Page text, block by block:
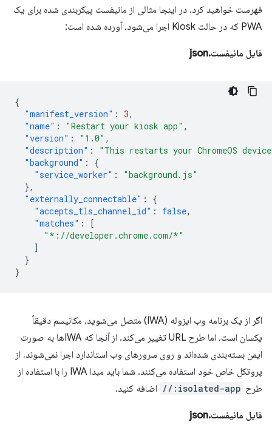
فهرست خواهید کرد. در اینجا مثالی از مانیفست پیکربندی شده برای یک
PWA که در حالت Kiosk اجرا می‌شود، آورده شده است:
فایل مانیفست.json
{
"manifest_version" : 3,
"name" : "Restart your kiosk app" ,
"version" : "1.0" ,
"description" :
"This restarts your ChromeOS
"background" :
{
"service_worker" :
"background.js"
},
"externally_connectable" :
{
"accepts_tls_channel_id" : false,
"matches" :
[
"*://developer.chrome.com/*"
]
}
}
اگر از یک برنامه وب ایزوله (IWA) متصل می‌شوید، مکانیسم دقیقاً
یکسان است، اما طرح URL تغییر می‌کند. از آنجا که IWAها به صورت
ایمن بسته‌بندی شده‌اند و روی سرورهای وب استاندارد اجرا نمی‌شوند، از
پروتکل خاص خود استفاده می‌کنند. شما باید مبدا IWA را با استفاده از
طرح isolated-app:// اضافه کنید.
فایل مانیفست.json